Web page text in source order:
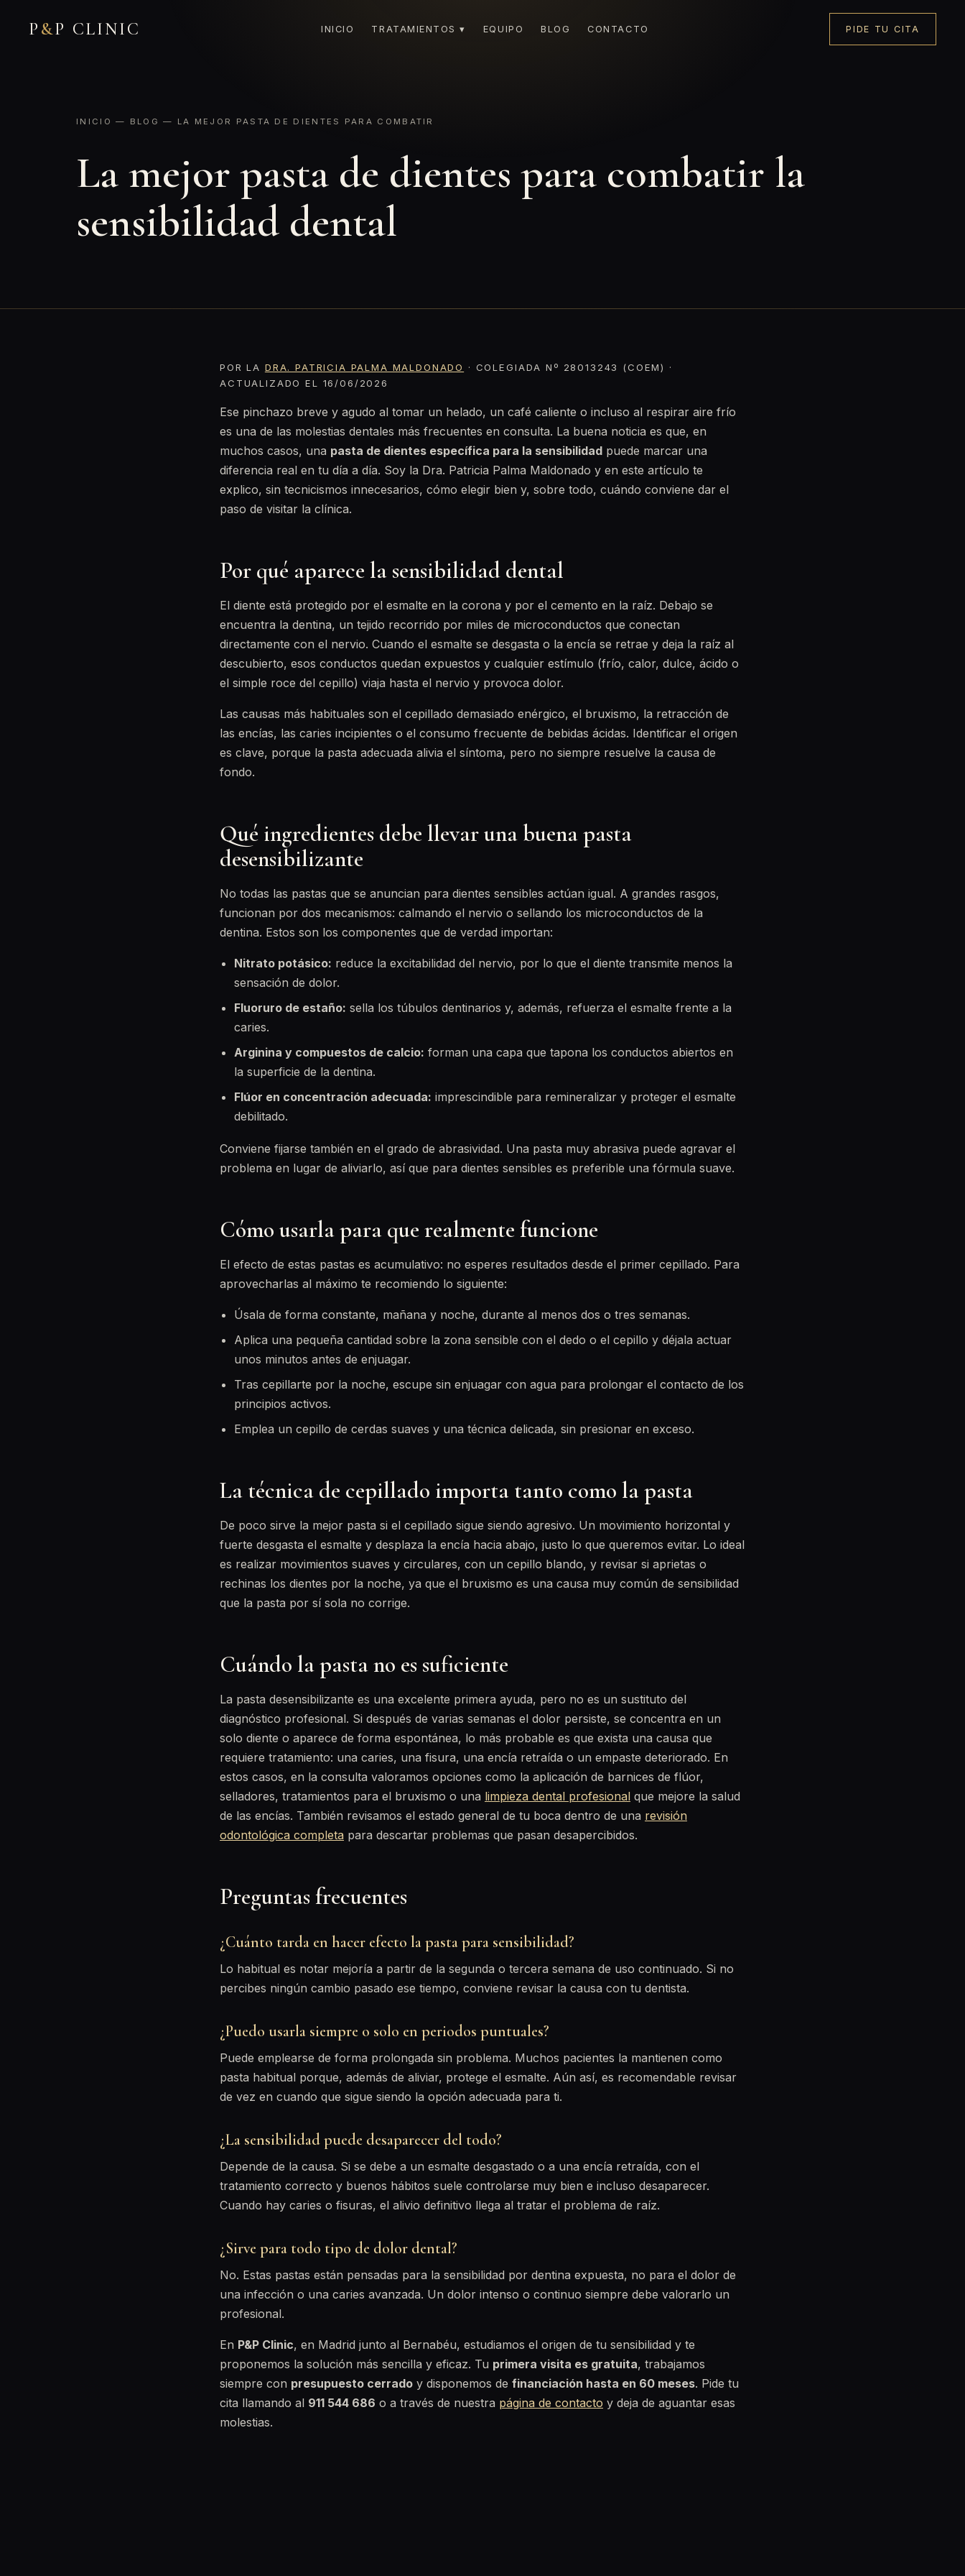
P &P CLINIC INICIO TRATAMIENTOS ▾ EQUIPO BLOG CONTACTO PIDE TU CITA
INICIO — BLOG — LA MEJOR PASTA DE DIENTES PARA COMBATIR
La mejor pasta de dientes para combatir la
sensibilidad dental
POR LA DRA. PATRICIA PALMA MALDONADO
· COLEGIADA Nº 28013243 (COEM) ·
ACTUALIZADO EL 16/06/2026
Ese pinchazo breve y agudo al tomar un helado, un café caliente o incluso al respirar aire frío
es una de las molestias dentales más frecuentes en consulta. La buena noticia es que, en
muchos casos, una pasta de dientes específica para la sensibilidad puede marcar una
diferencia real en tu día a día. Soy la Dra. Patricia Palma Maldonado y en este artículo te
explico, sin tecnicismos innecesarios, cómo elegir bien y, sobre todo, cuándo conviene dar el
paso de visitar la clínica.
Por qué aparece la sensibilidad dental
El diente está protegido por el esmalte en la corona y por el cemento en la raíz. Debajo se
encuentra la dentina, un tejido recorrido por miles de microconductos que conectan
directamente con el nervio. Cuando el esmalte se desgasta o la encía se retrae y deja la raíz al
descubierto, esos conductos quedan expuestos y cualquier estímulo (frío, calor, dulce, ácido o
el simple roce del cepillo) viaja hasta el nervio y provoca dolor.
Las causas más habituales son el cepillado demasiado enérgico, el bruxismo, la retracción de
las encías, las caries incipientes o el consumo frecuente de bebidas ácidas. Identificar el origen
es clave, porque la pasta adecuada alivia el síntoma, pero no siempre resuelve la causa de
fondo.
Qué ingredientes debe llevar una buena pasta
desensibilizante
No todas las pastas que se anuncian para dientes sensibles actúan igual. A grandes rasgos,
funcionan por dos mecanismos: calmando el nervio o sellando los microconductos de la
dentina. Estos son los componentes que de verdad importan:
Nitrato potásico: reduce la excitabilidad del nervio, por lo que el diente transmite menos la
sensación de dolor.
Fluoruro de estaño: sella los túbulos dentinarios y, además, refuerza el esmalte frente a la
caries.
Arginina y compuestos de calcio: forman una capa que tapona los conductos abiertos en
la superficie de la dentina.
Flúor en concentración adecuada: imprescindible para remineralizar y proteger el esmalte
debilitado.
Conviene fijarse también en el grado de abrasividad. Una pasta muy abrasiva puede agravar el
problema en lugar de aliviarlo, así que para dientes sensibles es preferible una fórmula suave.
Cómo usarla para que realmente funcione
El efecto de estas pastas es acumulativo: no esperes resultados desde el primer cepillado. Para
aprovecharlas al máximo te recomiendo lo siguiente:
Úsala de forma constante, mañana y noche, durante al menos dos o tres semanas.
Aplica una pequeña cantidad sobre la zona sensible con el dedo o el cepillo y déjala actuar
unos minutos antes de enjuagar.
Tras cepillarte por la noche, escupe sin enjuagar con agua para prolongar el contacto de los
principios activos.
Emplea un cepillo de cerdas suaves y una técnica delicada, sin presionar en exceso.
La técnica de cepillado importa tanto como la pasta
De poco sirve la mejor pasta si el cepillado sigue siendo agresivo. Un movimiento horizontal y
fuerte desgasta el esmalte y desplaza la encía hacia abajo, justo lo que queremos evitar. Lo ideal
es realizar movimientos suaves y circulares, con un cepillo blando, y revisar si aprietas o
rechinas los dientes por la noche, ya que el bruxismo es una causa muy común de sensibilidad
que la pasta por sí sola no corrige.
Cuándo la pasta no es suficiente
La pasta desensibilizante es una excelente primera ayuda, pero no es un sustituto del
diagnóstico profesional. Si después de varias semanas el dolor persiste, se concentra en un
solo diente o aparece de forma espontánea, lo más probable es que exista una causa que
requiere tratamiento: una caries, una fisura, una encía retraída o un empaste deteriorado. En
estos casos, en la consulta valoramos opciones como la aplicación de barnices de flúor,
selladores, tratamientos para el bruxismo o una limpieza dental profesional que mejore la salud
de las encías. También revisamos el estado general de tu boca dentro de una revisión
odontológica completa para descartar problemas que pasan desapercibidos.
Preguntas frecuentes
¿Cuánto tarda en hacer efecto la pasta para sensibilidad?
Lo habitual es notar mejoría a partir de la segunda o tercera semana de uso continuado. Si no
percibes ningún cambio pasado ese tiempo, conviene revisar la causa con tu dentista.
¿Puedo usarla siempre o solo en periodos puntuales?
Puede emplearse de forma prolongada sin problema. Muchos pacientes la mantienen como
pasta habitual porque, además de aliviar, protege el esmalte. Aún así, es recomendable revisar
de vez en cuando que sigue siendo la opción adecuada para ti.
¿La sensibilidad puede desaparecer del todo?
Depende de la causa. Si se debe a un esmalte desgastado o a una encía retraída, con el
tratamiento correcto y buenos hábitos suele controlarse muy bien e incluso desaparecer.
Cuando hay caries o fisuras, el alivio definitivo llega al tratar el problema de raíz.
¿Sirve para todo tipo de dolor dental?
No. Estas pastas están pensadas para la sensibilidad por dentina expuesta, no para el dolor de
una infección o una caries avanzada. Un dolor intenso o continuo siempre debe valorarlo un
profesional.
En P&P Clinic, en Madrid junto al Bernabéu, estudiamos el origen de tu sensibilidad y te
proponemos la solución más sencilla y eficaz. Tu primera visita es gratuita, trabajamos
siempre con presupuesto cerrado y disponemos de financiación hasta en 60 meses. Pide tu
cita llamando al 911 544 686 o a través de nuestra página de contacto y deja de aguantar esas
molestias.